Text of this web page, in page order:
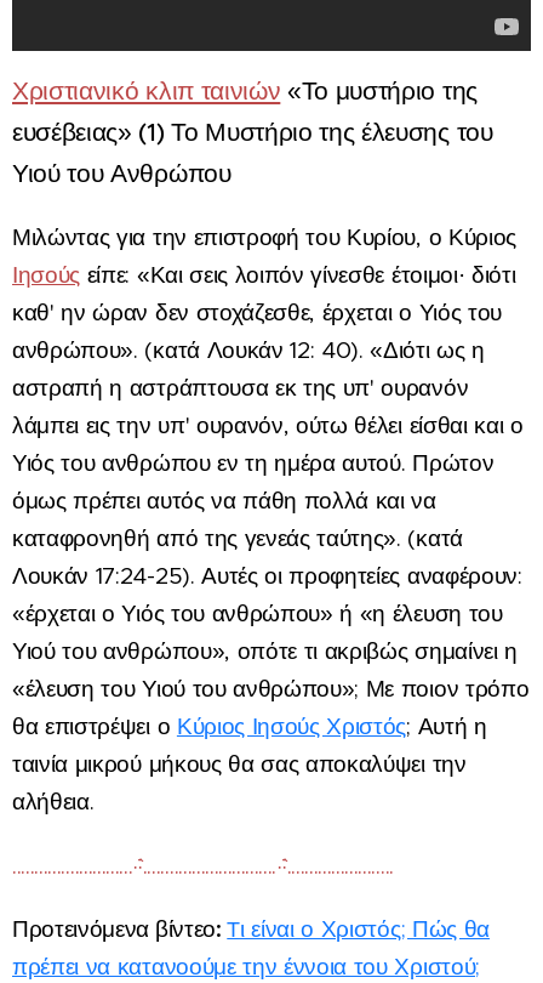
Χριστιανικό κλιπ ταινιών «Το μυστήριο της
ευσέβειας» (1) Το Μυστήριο της έλευσης του
Υιού του Ανθρώπου
Μιλώντας για την επιστροφή του Κυρίου, ο Κύριος
Ιησούς είπε: «Και σεις λοιπόν γίνεσθε έτοιμοι· διότι
καθ' ην ώραν δεν στοχάζεσθε, έρχεται ο Υιός του
ανθρώπου». (κατά Λουκάν 12: 40). «Διότι ως η
αστραπή η αστράπτουσα εκ της υπ' ουρανόν
λάμπει εις την υπ' ουρανόν, ούτω θέλει είσθαι και ο
Υιός του ανθρώπου εν τη ημέρα αυτού. Πρώτον
όμως πρέπει αυτός να πάθη πολλά και να
καταφρονηθή από της γενεάς ταύτης». (κατά
Λουκάν 17:24-25). Αυτές οι προφητείες αναφέρουν:
«έρχεται ο Υιός του ανθρώπου» ή «η έλευση του
Υιού του ανθρώπου», οπότε τι ακριβώς σημαίνει η
«έλευση του Υιού του ανθρώπου»; Με ποιον τρόπο
θα επιστρέψει ο Κύριος Ιησούς Χριστός; Αυτή η
ταινία μικρού μήκους θα σας αποκαλύψει την
αλήθεια.
...........................·˙`˙·..............................·˙`˙·........................
Προτεινόμενα βίντεο:Τι είναι ο Χριστός; Πώς θα
πρέπει να κατανοούμε την έννοια του Χριστού;